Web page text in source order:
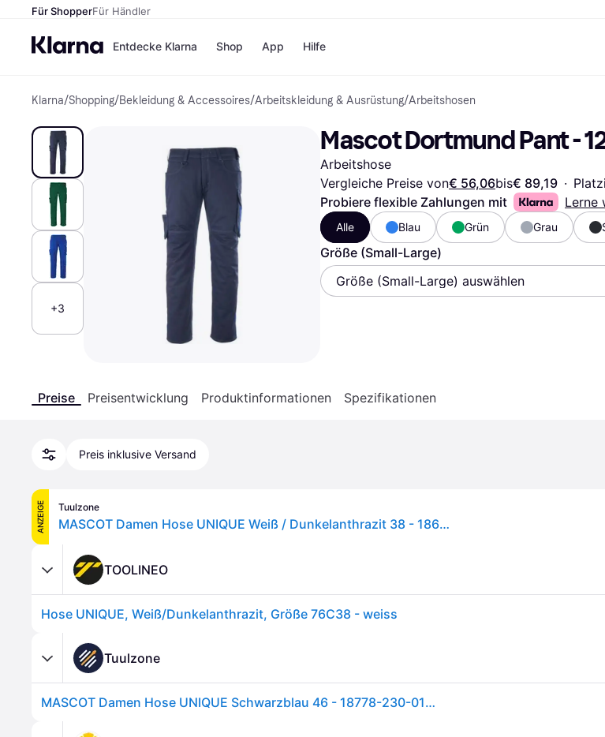
Für ShopperFür Händler
Entdecke Klarna
Zahlungsmethoden
Bezahle in 3
Teilzahlungen
Bezahle in bis zu 30
Tagen
Ratenzahlung
Shopping und Cashback
Shops entdecken
Mitgliedschaft
Klarna Guthaben
Shop
Shops
H&M
Temu
Kaufland.at
Samsung
Alle Shops
Shoppe und vergleiche Preise
Schönheit & Gesundheit
Bekleidung & Accessoires
Spielzeug & Hobbys
Möbel & Haushalt
TV & Audio
Sport & Freizeit
Computer
Renovierung & Bau
Mobilgeräte
Kinder &
Garten &
Bücher,
App Hilfe
Klarna/Shopping/Bekleidung & Accessoires/Arbeitskleidung & Ausrüstung/Arbeitshosen
+3
Mascot Dortmund Pant -
Arbeitshose
Vergleiche Preise von€ 56,06bis€ 89,19 ·
Probiere flexible Zahlungen mit
Lerne
Alle Blau Grün Grau
Größe (Small-Large)
Größe (Small-Large) auswählen
Preise Preisentwicklung Produktinformationen Spezifikationen
Preis inklusive Versand
ANZEIGE Tuulzone
MASCOT Damen Hose UNIQUE Weiß / Dunkelanthrazit 38 - 18678-230-0618-76C38 - Weiß / Dunkelanthrazit
TOOLINEO
Hose UNIQUE, Weiß/Dunkelanthrazit, Größe 76C38 - weiss
Tuulzone
MASCOT Damen Hose UNIQUE Schwarzblau 46 - 18778-230-010-76C46 - Schwarzblau